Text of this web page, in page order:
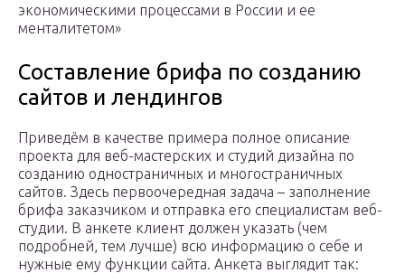
экономическими процессами в России и ее
менталитетом»
Составление брифа по созданию
сайтов и лендингов
Приведём в качестве примера полное описание
проекта для веб-мастерских и студий дизайна по
созданию одностраничных и многостраничных
сайтов. Здесь первоочередная задача – заполнение
брифа заказчиком и отправка его специалистам веб-
студии. В анкете клиент должен указать (чем
подробней, тем лучше) всю информацию о себе и
нужные ему функции сайта. Анкета выглядит так: